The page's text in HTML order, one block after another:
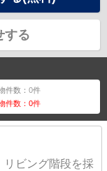
する
件数：0件
件数：0件
ビング階段を採